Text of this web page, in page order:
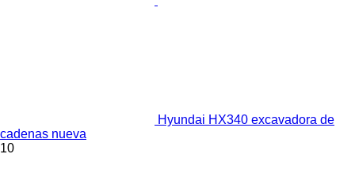
Hyundai HX340 excavadora de
cadenas nueva
10